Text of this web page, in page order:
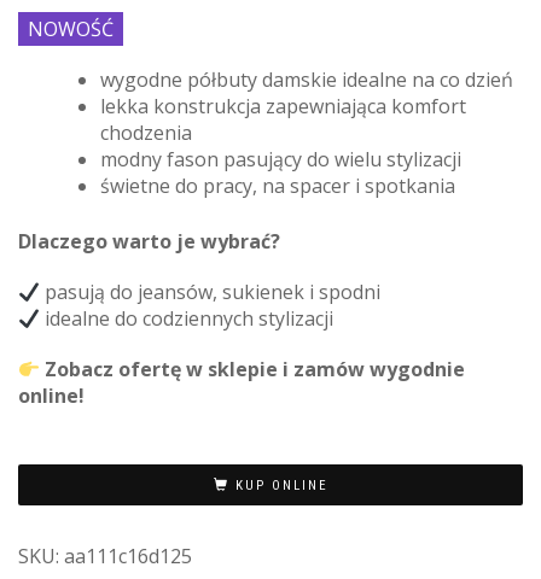
NOWOŚĆ
wygodne półbuty damskie idealne na co dzień
lekka konstrukcja zapewniająca komfort
chodzenia
modny fason pasujący do wielu stylizacji
świetne do pracy, na spacer i spotkania
Dlaczego warto je wybrać?
pasują do jeansów, sukienek i spodni
idealne do codziennych stylizacji
Zobacz ofertę w sklepie i zamów wygodnie
online!
KUP ONLINE
SKU: aa111c16d125